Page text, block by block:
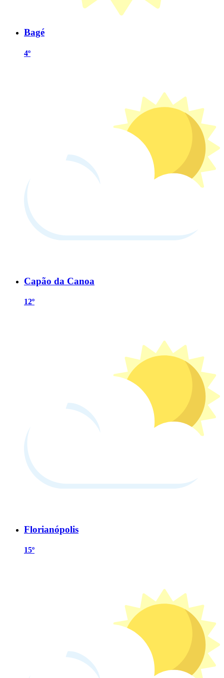
Bagé
4º
Capão da Canoa
12º
Florianópolis
15º